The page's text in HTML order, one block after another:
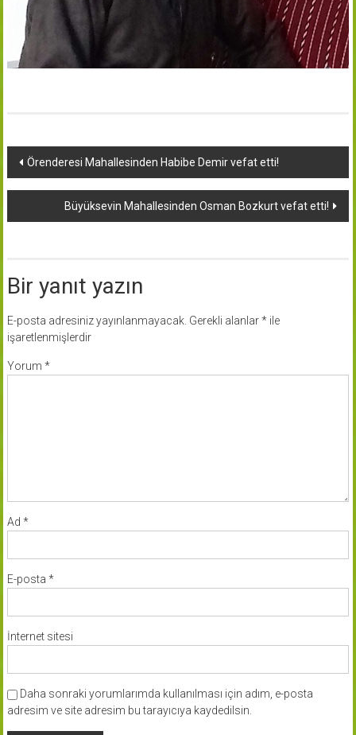
Yazı
dolaşımı
Örenderesi Mahallesinden Habibe Demir vefat etti!
Büyüksevin Mahallesinden Osman Bozkurt vefat etti!
Bir yanıt yazın
E-posta adresiniz yayınlanmayacak. Gerekli alanlar*ile
işaretlenmişlerdir
Yorum *
Ad *
E-posta *
İnternet sitesi
Daha sonraki yorumlarımda kullanılması için adım, e-posta
adresim ve site adresim bu tarayıcıya kaydedilsin.